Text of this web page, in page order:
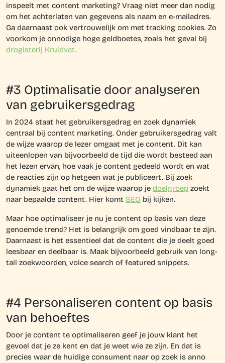
inspeelt met content marketing? Vraag niet meer dan nodig
om het achterlaten van gegevens als naam en e-mailadres.
Ga daarnaast ook vertrouwelijk om met tracking cookies. Zo
voorkom je onnodige hoge geldboetes, zoals het geval bij
drogisterij Kruidvat.
#3 Optimalisatie door analyseren
van gebruikersgedrag
In 2024 staat het gebruikersgedrag en zoek dynamiek
centraal bij content marketing. Onder gebruikersgedrag valt
de wijze waarop de lezer omgaat met je content. Dit kan
uiteenlopen van bijvoorbeeld de tijd die wordt besteed aan
het lezen ervan, hoe vaak je content gedeeld wordt en wat
de reacties zijn op hetgeen wat je publiceert. Bij zoek
dynamiek gaat het om de wijze waarop je doelgroep zoekt
naar bepaalde content. Hier komt SEO bij kijken.
Maar hoe optimaliseer je nu je content op basis van deze
genoemde trend? Het is belangrijk om goed vindbaar te zijn.
Daarnaast is het essentieel dat de content die je deelt goed
leesbaar en deelbaar is. Maak bijvoorbeeld gebruik van long-
tail zoekwoorden, voice search of featured snippets.
#4 Personaliseren content op basis
van behoeftes
Door je content te optimaliseren geef je jouw klant het
gevoel dat je ze kent en dat je weet wie ze zijn. En dat is
precies waar de huidige consument naar op zoek is anno